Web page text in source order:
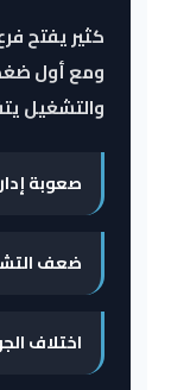
كثير يفتح
ومع أول
والتشغيل
صعوبة
ضعف
اختلاف